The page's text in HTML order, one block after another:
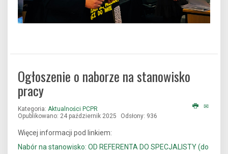
Ogłoszenie o naborze na stanowisko
pracy
Kategoria: Aktualności PCPR
Opublikowano: 24 październik 2025
Odsłony: 936
Więcej informacji pod linkiem:
Nabór na stanowisko: OD REFERENTA DO SPECJALISTY (do